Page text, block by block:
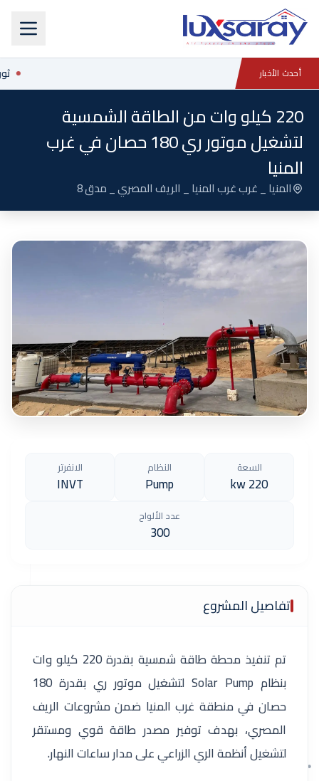
أحدث الأخبار
220 كيلو وات من الطاقة الشمسية
لتشغيل موتور ري 180 حصان في غرب
المنيا
المنيا _ غرب غرب المنيا _ الريف المصري _ مدق 8
السعة
220 kw
النظام
Pump
الانفرتر
INVT
عدد الألواح
300
تفاصيل المشروع
تم تنفيذ محطة طاقة شمسية بقدرة 220 كيلو وات
بنظام Solar Pump لتشغيل موتور ري بقدرة 180
حصان في منطقة غرب المنيا ضمن مشروعات الريف
المصري، بهدف توفير مصدر طاقة قوي ومستقر
لتشغيل أنظمة الري الزراعي على مدار ساعات النهار.